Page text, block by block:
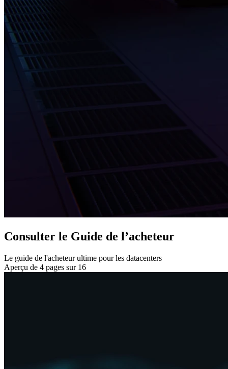
Consulter le Guide de l’acheteur
Le guide de l'acheteur ultime pour les datacenters
Aperçu de 4 pages sur 16